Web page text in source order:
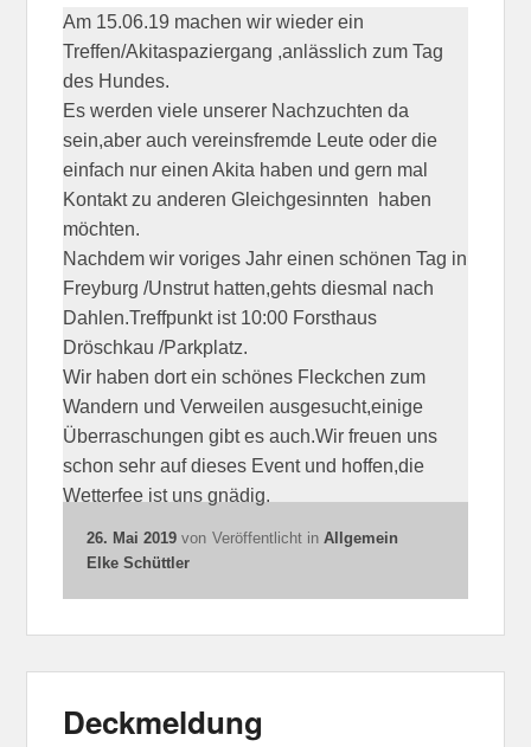
Am 15.06.19 machen wir wieder ein
Treffen/Akitaspaziergang ,anlässlich zum Tag
des Hundes.
Es werden viele unserer Nachzuchten da
sein,aber auch vereinsfremde Leute oder die
einfach nur einen Akita haben und gern mal
Kontakt zu anderen Gleichgesinnten haben
möchten.
Nachdem wir voriges Jahr einen schönen Tag in
Freyburg /Unstrut hatten,gehts diesmal nach
Dahlen.Treffpunkt ist 10:00 Forsthaus
Dröschkau /Parkplatz.
Wir haben dort ein schönes Fleckchen zum
Wandern und Verweilen ausgesucht,einige
Überraschungen gibt es auch.Wir freuen uns
schon sehr auf dieses Event und hoffen,die
Wetterfee ist uns gnädig.
26. Mai 2019 von
Elke Schüttler
Veröffentlicht in Allgemein
Deckmeldung